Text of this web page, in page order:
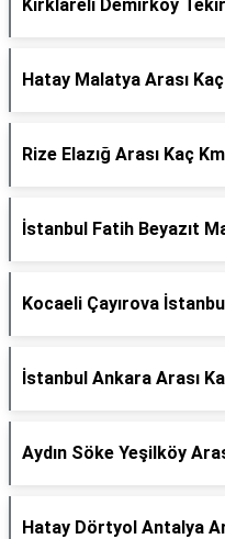
Kırklareli Demirköy
Hatay Malatya Arası
Rize Elazığ Arası Kaç Km
İstanbul Fatih Beyazıt
Kocaeli Çayırova
İstanbul Ankara Arası
Aydın Söke Yeşilköy
Hatay Dörtyol Antalya